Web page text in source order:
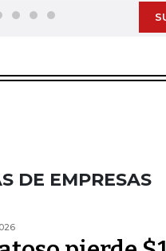
DE EMPRESAS